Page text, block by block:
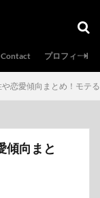
Contact プロフィール
恋愛傾向まとめ！モテ
傾向まと